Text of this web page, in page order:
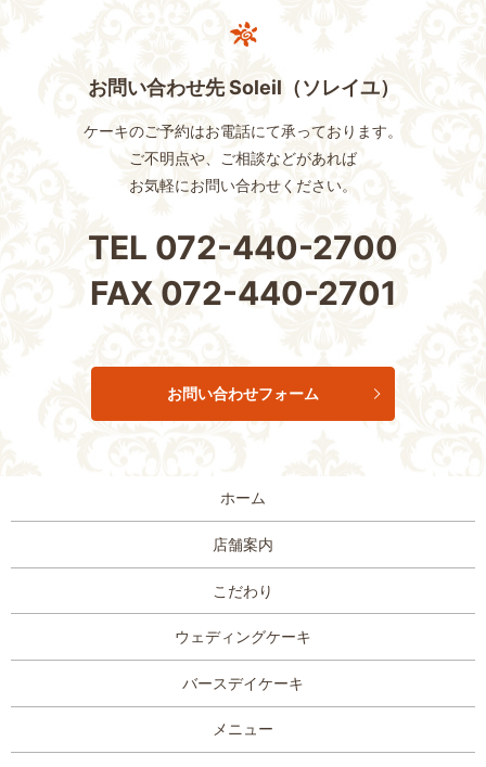
お問い合わせ先 Soleil（ソレイユ）
ケーキのご予約はお電話にて承っております。
ご不明点や、ご相談などがあれば
お気軽にお問い合わせください。
TEL 072-440-2700
FAX 072-440-2701
お問い合わせフォーム
ホーム
店舗案内
こだわり
ウェディングケーキ
バースデイケーキ
メニュー